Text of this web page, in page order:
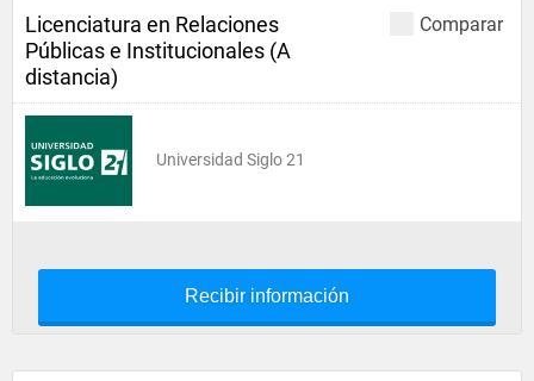
Comparar
Licenciatura en Relaciones
Públicas e Institucionales (A
distancia)
Universidad Siglo 21
Recibir información